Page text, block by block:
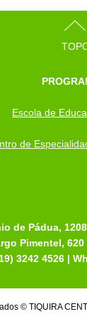
Escola de
de
de Pádua,
Pimentel,
3242 4526 |
© TIQUIRA